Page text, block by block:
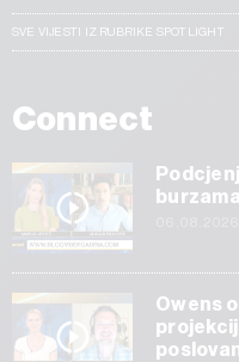
SVE VIJESTI IZ RUBRIKE SPOTLIGHT
Connect
Owens